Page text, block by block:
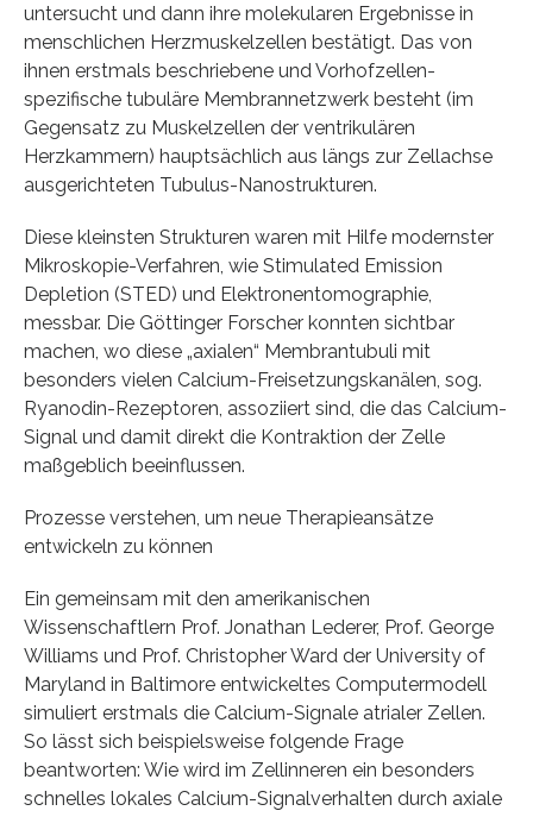
untersucht und dann ihre molekularen Ergebnisse in
menschlichen Herzmuskelzellen bestätigt. Das von
ihnen erstmals beschriebene und Vorhofzellen-
spezifische tubuläre Membrannetzwerk besteht (im
Gegensatz zu Muskelzellen der ventrikulären
Herzkammern) hauptsächlich aus längs zur Zellachse
ausgerichteten Tubulus-Nanostrukturen.
Diese kleinsten Strukturen waren mit Hilfe modernster
Mikroskopie-Verfahren, wie Stimulated Emission
Depletion (STED) und Elektronentomographie,
messbar. Die Göttinger Forscher konnten sichtbar
machen, wo diese „axialen“ Membrantubuli mit
besonders vielen Calcium-Freisetzungskanälen, sog.
Ryanodin-Rezeptoren, assoziiert sind, die das Calcium-
Signal und damit direkt die Kontraktion der Zelle
maßgeblich beeinflussen.
Prozesse verstehen, um neue Therapieansätze
entwickeln zu können
Ein gemeinsam mit den amerikanischen
Wissenschaftlern Prof. Jonathan Lederer, Prof. George
Williams und Prof. Christopher Ward der University of
Maryland in Baltimore entwickeltes Computermodell
simuliert erstmals die Calcium-Signale atrialer Zellen.
So lässt sich beispielsweise folgende Frage
beantworten: Wie wird im Zellinneren ein besonders
schnelles lokales Calcium-Signalverhalten durch axiale